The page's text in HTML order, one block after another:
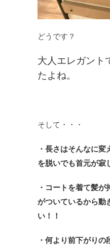
どうです？
大人エレガント
たよね。
そして・・・
・長さはそんなに変
を脱いでも首元が寂
・コートを着て髪
がついているから動
い！！
・何より前下がり